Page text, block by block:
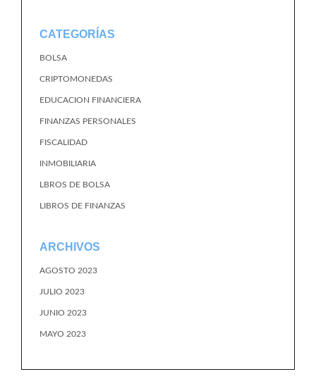
CATEGORÍAS
BOLSA
CRIPTOMONEDAS
EDUCACION FINANCIERA
FINANZAS PERSONALES
FISCALIDAD
INMOBILIARIA
LBROS DE BOLSA
LIBROS DE FINANZAS
ARCHIVOS
AGOSTO 2023
JULIO 2023
JUNIO 2023
MAYO 2023